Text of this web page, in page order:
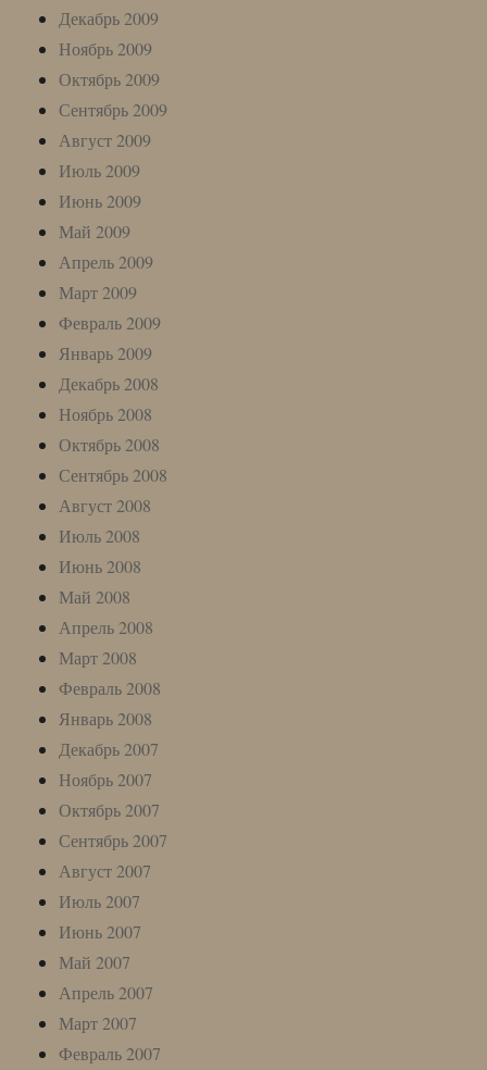
Декабрь 2009
Ноябрь 2009
Октябрь 2009
Сентябрь 2009
Август 2009
Июль 2009
Июнь 2009
Май 2009
Апрель 2009
Март 2009
Февраль 2009
Январь 2009
Декабрь 2008
Ноябрь 2008
Октябрь 2008
Сентябрь 2008
Август 2008
Июль 2008
Июнь 2008
Май 2008
Апрель 2008
Март 2008
Февраль 2008
Январь 2008
Декабрь 2007
Ноябрь 2007
Октябрь 2007
Сентябрь 2007
Август 2007
Июль 2007
Июнь 2007
Май 2007
Апрель 2007
Март 2007
Февраль 2007